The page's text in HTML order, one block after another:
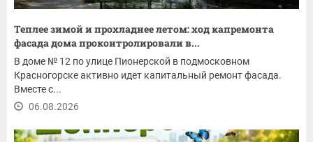
Теплее зимой и прохладнее летом: ход капремонта
фасада дома проконтролировали в...
В доме № 12 по улице Пионерской в подмосковном
Красногорске активно идет капитальный ремонт фасада.
Вместе с...
06.08.2026